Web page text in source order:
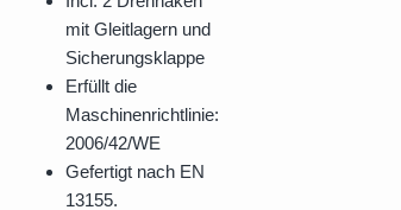
mit Gleitlagern und
Sicherungsklappe
Erfüllt die
Maschinenrichtlinie:
2006/42/WE
Gefertigt nach EN
13155.